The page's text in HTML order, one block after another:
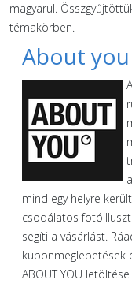
magyarul.
témakörben.
About you
mind egy helyre
csodálatos
segíti a vásárlást.
kuponmeglepetések
ABOUT YOU